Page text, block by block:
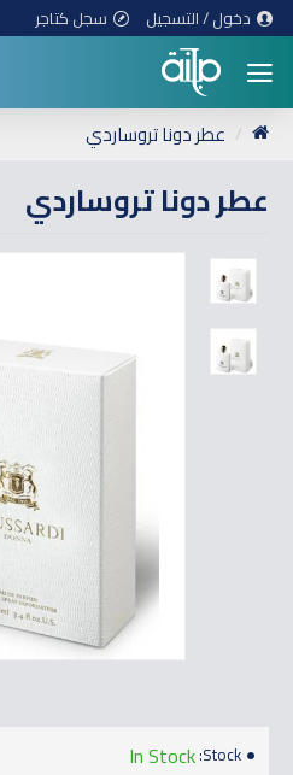
دخول / التسجيل سجل كتاجر
عطر دونا تروساردي
عطر دونا تروساردي
Stock:
In Stock